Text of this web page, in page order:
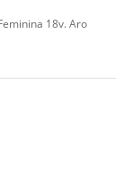
18v. Aro